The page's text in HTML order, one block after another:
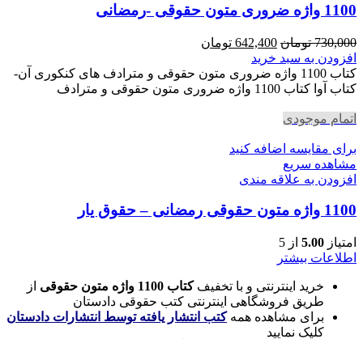
1100 واژه ضروری متون حقوقی -رمضانی
730,000 تومان قیمت
اصلی
730,000 تومان
بود.
642,400 تومان
642,400 تومان
است.
افزودن به سبد خرید
کتاب 1100 واژه ضروری متون حقوقی و مترادف های کنکوری آن-
کتاب آوا کتاب 1100 واژه ضروری متون حقوقی و مترادف
اتمام موجودی
برای مقایسه اضافه کنید
مشاهده سریع
افزودن به علاقه مندی
1100 واژه متون حقوقی رمضانی – حقوق یار
امتیاز 5.00 از 5
اطلاعات بیشتر
خرید اینترنتی و با تخفیفکتاب 1100 واژه متون حقوقی
از
طریق فروشگاهی اینترنتی کتب حقوقی دادستان
برای مشاهده همهکتب انتشار یافته توسط انتشارات دادستان
کلیک نمایید